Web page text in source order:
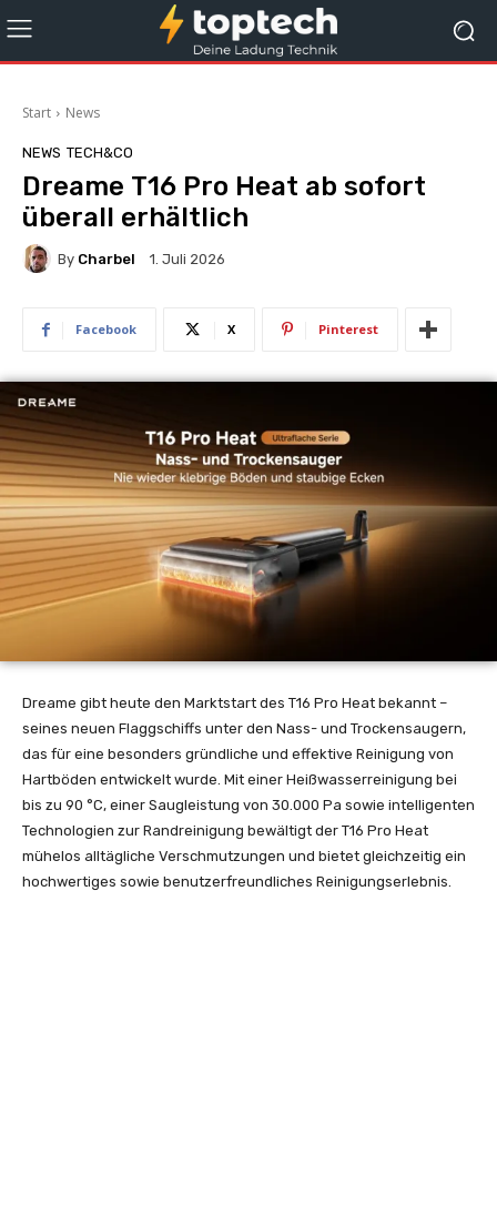
Start News
NEWS TECH&CO
Dreame T16 Pro Heat ab sofort
überall erhältlich
By Charbel 1. Juli 2026
Facebook X Pinterest
Dreame gibt heute den Marktstart des T16 Pro Heat bekannt –
seines neuen Flaggschiffs unter den Nass- und Trockensaugern,
das für eine besonders gründliche und effektive Reinigung von
Hartböden entwickelt wurde. Mit einer Heißwasserreinigung bei
bis zu 90 °C, einer Saugleistung von 30.000 Pa sowie intelligenten
Technologien zur Randreinigung bewältigt der T16 Pro Heat
mühelos alltägliche Verschmutzungen und bietet gleichzeitig ein
hochwertiges sowie benutzerfreundliches Reinigungserlebnis.